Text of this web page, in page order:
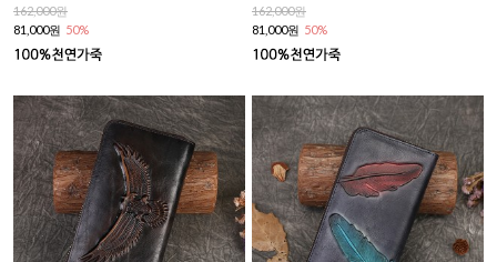
162,000원
81,000원 50%
162,000원
81,000원 50%